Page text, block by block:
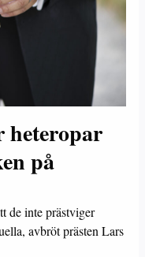
heteropar
på
de inte prästviger
avbröt prästen Lars